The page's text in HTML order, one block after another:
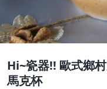
Hi~瓷器!! 歐式鄉
馬克杯